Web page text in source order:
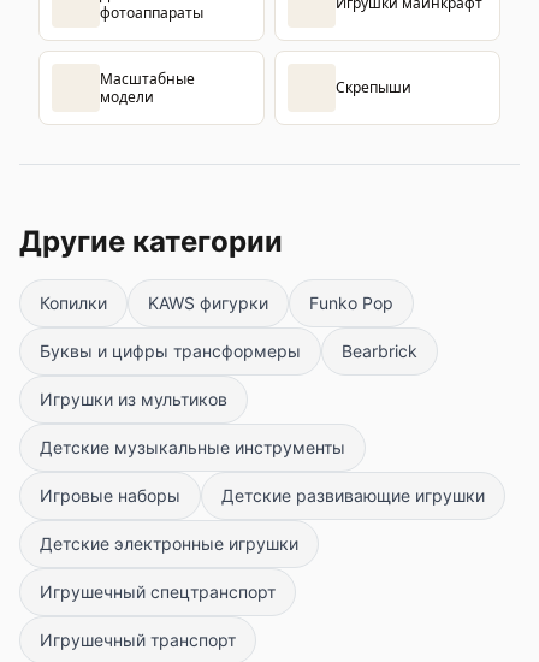
фотоаппараты
Масштабные
модели
Скрепыши
Другие категории
Копилки KAWS фигурки Funko Pop
Буквы и цифры трансформеры Bearbrick
Игрушки из мультиков
Детские музыкальные инструменты
Игровые наборы Детские развивающие игрушки
Детские электронные игрушки
Игрушечный спецтранспорт
Игрушечный транспорт